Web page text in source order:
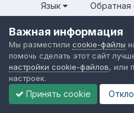
Язык Обратная
Powered by
Важная информация
Мы разместили cookie-файлы
помочь сделать этот сайт
настройки cookie-файлов, или
настроек.
Принять cookie